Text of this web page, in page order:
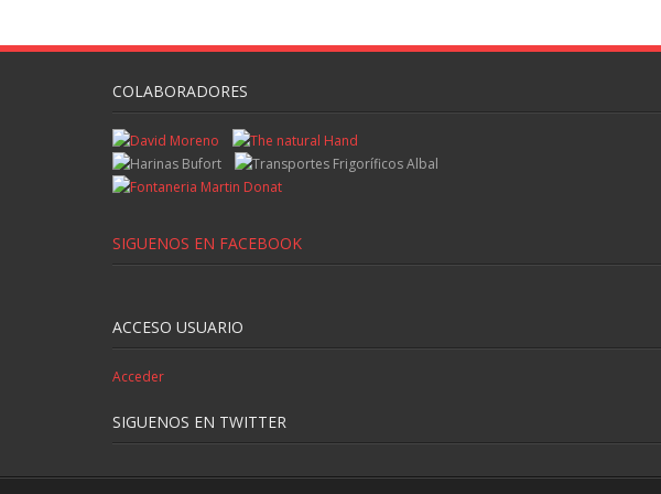
COLABORADORES
SIGUENOS EN FACEBOOK
ACCESO USUARIO
Acceder
SIGUENOS EN TWITTER